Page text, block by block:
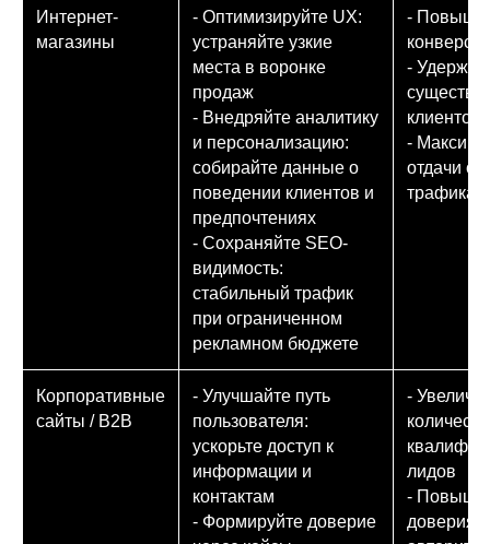
Интернет-
магазины
- Оптимизируйте UX:
устраняйте узкие
места в воронке
продаж
- Внедряйте аналитику
и персонализацию:
собирайте данные о
поведении клиентов и
предпочтениях
- Сохраняйте SEO-
видимость:
стабильный трафик
при ограниченном
рекламном бюджете
-
-
клиентов
-
отдачи от
трафика
Корпоративные
сайты / B2B
- Улучшайте путь
пользователя:
ускорьте доступ к
информации и
контактам
- Формируйте доверие
-
лидов
-
доверия и